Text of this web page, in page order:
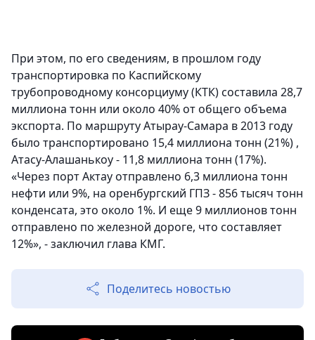
При этом, по его сведениям, в прошлом году
транспортировка по Каспийскому
трубопроводному консорциуму (КТК) составила 28,7
миллиона тонн или около 40% от общего объема
экспорта. По маршруту Атырау-Самара в 2013 году
было транспортировано 15,4 миллиона тонн (21%) ,
Атасу-Алашанькоу - 11,8 миллиона тонн (17%).
«Через порт Актау отправлено 6,3 миллиона тонн
нефти или 9%, на оренбургский ГПЗ - 856 тысяч тонн
конденсата, это около 1%. И еще 9 миллионов тонн
отправлено по железной дороге, что составляет
12%», - заключил глава КМГ.
Поделитесь новостью